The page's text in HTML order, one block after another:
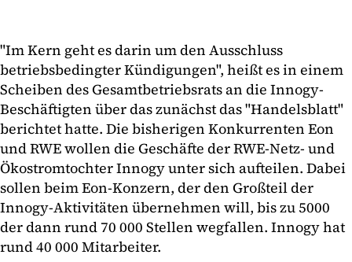
"Im Kern geht es darin um den Ausschluss
betriebsbedingter Kündigungen", heißt es in einem
Scheiben des Gesamtbetriebsrats an die Innogy-
Beschäftigten über das zunächst das "Handelsblatt"
berichtet hatte. Die bisherigen Konkurrenten Eon
und RWE wollen die Geschäfte der RWE-Netz- und
Ökostromtochter Innogy unter sich aufteilen. Dabei
sollen beim Eon-Konzern, der den Großteil der
Innogy-Aktivitäten übernehmen will, bis zu 5000
der dann rund 70 000 Stellen wegfallen. Innogy hat
rund 40 000 Mitarbeiter.